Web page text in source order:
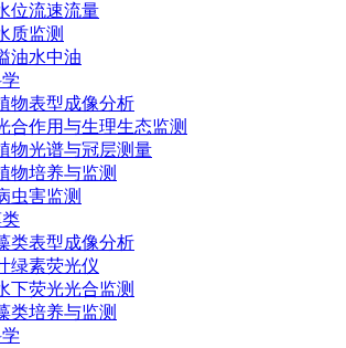
位流速流量
质监测
油水中油
物表型成像分析
合作用与生理生态监测
物光谱与冠层测量
物培养与监测
虫害监测
类表型成像分析
绿素荧光仪
下荧光光合监测
类培养与监测